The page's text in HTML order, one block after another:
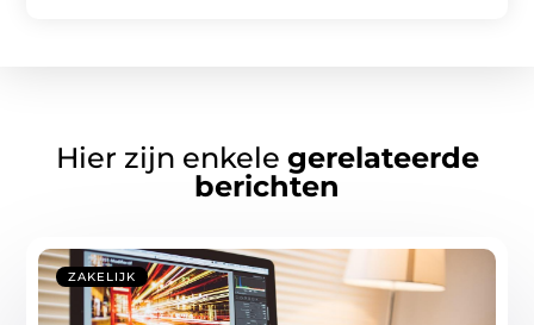
Hier zijn enkele gerelateerde
berichten
ZAKELIJK